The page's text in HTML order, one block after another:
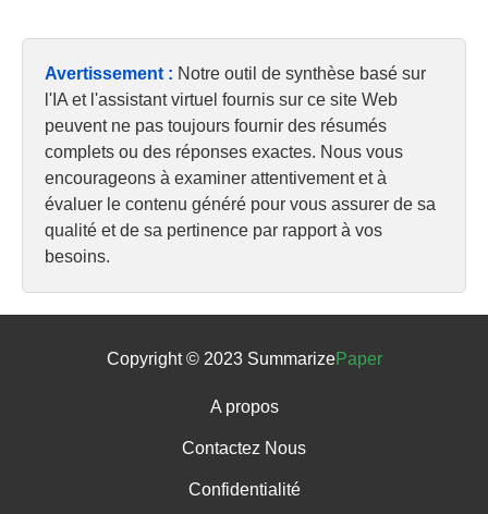
Avertissement : Notre outil de synthèse basé sur
l'IA et l'assistant virtuel fournis sur ce site Web
peuvent ne pas toujours fournir des résumés
complets ou des réponses exactes. Nous vous
encourageons à examiner attentivement et à
évaluer le contenu généré pour vous assurer de sa
qualité et de sa pertinence par rapport à vos
besoins.
Copyright © 2023 SummarizePaper
A propos
Contactez Nous
Confidentialité